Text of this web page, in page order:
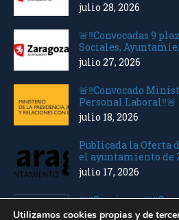
julio 28, 2026
🚨‼️Convocadas 9
Sociales,
julio 27, 2026
🚨‼️Convocado
Personal Laboral‼️🚨
julio 18, 2026
Publicada la Oferta
el ayuntamiento de
julio 17, 2026
🚨‼️Seguimos
Ministerios
Utilizamos cookies propias y de